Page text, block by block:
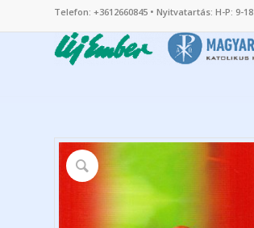
Telefon: +3612660845 • Nyitvatartás: H-P: 9-18